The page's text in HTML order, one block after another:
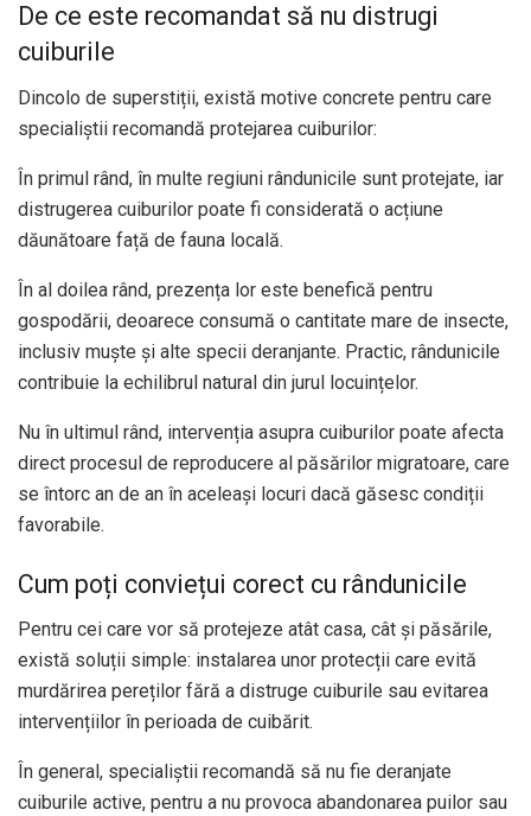
De ce este recomandat să nu distrugi
cuiburile
Dincolo de superstiții, există motive concrete pentru care
specialiștii recomandă protejarea cuiburilor:
În primul rând, în multe regiuni rândunicile sunt protejate, iar
distrugerea cuiburilor poate fi considerată o acțiune
dăunătoare față de fauna locală.
În al doilea rând, prezența lor este benefică pentru
gospodării, deoarece consumă o cantitate mare de insecte,
inclusiv muște și alte specii deranjante. Practic, rândunicile
contribuie la echilibrul natural din jurul locuințelor.
Nu în ultimul rând, intervenția asupra cuiburilor poate afecta
direct procesul de reproducere al păsărilor migratoare, care
se întorc an de an în aceleași locuri dacă găsesc condiții
favorabile.
Cum poți conviețui corect cu rândunicile
Pentru cei care vor să protejeze atât casa, cât și păsările,
există soluții simple: instalarea unor protecții care evită
murdărirea pereților fără a distruge cuiburile sau evitarea
intervențiilor în perioada de cuibărit.
În general, specialiștii recomandă să nu fie deranjate
cuiburile active, pentru a nu provoca abandonarea puilor sau